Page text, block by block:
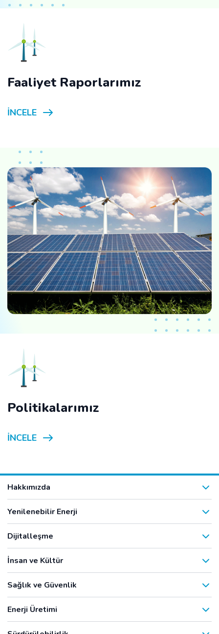
Faaliyet Raporlarımız
İNCELE
Politikalarımız
İNCELE
Hakkımızda
Yenilenebilir Enerji
Dijitalleşme
İnsan ve Kültür
Sağlık ve Güvenlik
Enerji Üretimi